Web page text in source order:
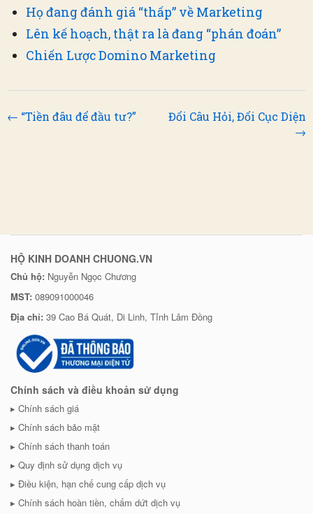
Họ đang đánh giá “thấp” về Marketing
Lên kế hoạch, thật ra là đang “phán đoán”
Chiến Lược Domino Marketing
← “Tiền đâu để đầu tư?”
Đổi Câu Hỏi, Đổi Cục Diện
→
HỘ KINH DOANH CHUONG.VN
Chủ hộ: Nguyễn Ngọc Chương
MST: 089091000046
Địa chỉ: 39 Cao Bá Quát, Di Linh, Tỉnh Lâm Đồng
Chính sách và điều khoản sử dụng
Chính sách giá
Chính sách bảo mật
Chính sách thanh toán
Quy định sử dụng dịch vụ
Điều kiện, hạn chế cung cấp dịch vụ
Chính sách hoàn tiền, chấm dứt dịch vụ